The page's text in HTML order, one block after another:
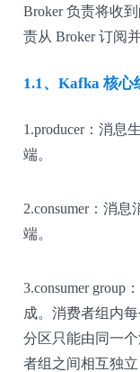
Broker 负责将收
责从 Broker 订阅
1.1、Kafka 核心
1.producer：消息
端。
2.consumer：消
端。
3.consumer group
成。消费者组内
分区只能由同一
者组之间相互独